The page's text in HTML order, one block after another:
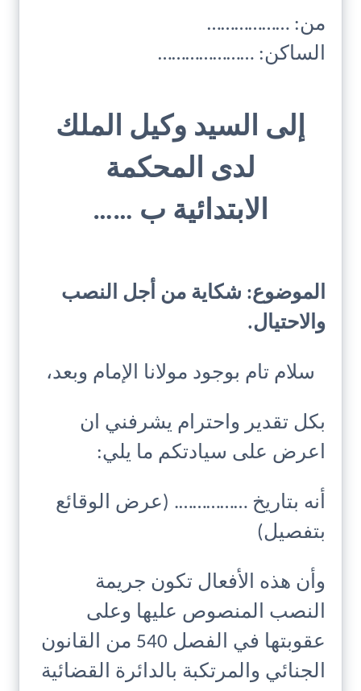
من: ………………
الساكن: …………………
إلى السيد وكيل الملك
لدى المحكمة
الابتدائية ب ……
الموضوع: شكاية من أجل النصب
والاحتيال.
سلام تام بوجود مولانا الإمام وبعد،
بكل تقدير واحترام يشرفني ان
اعرض على سيادتكم ما يلي:
أنه بتاريخ ……………. (عرض الوقائع
بتفصيل)
وأن هذه الأفعال تكون جريمة
النصب المنصوص عليها وعلى
عقوبتها في الفصل 540 من القانون
الجنائي والمرتكبة بالدائرة القضائية